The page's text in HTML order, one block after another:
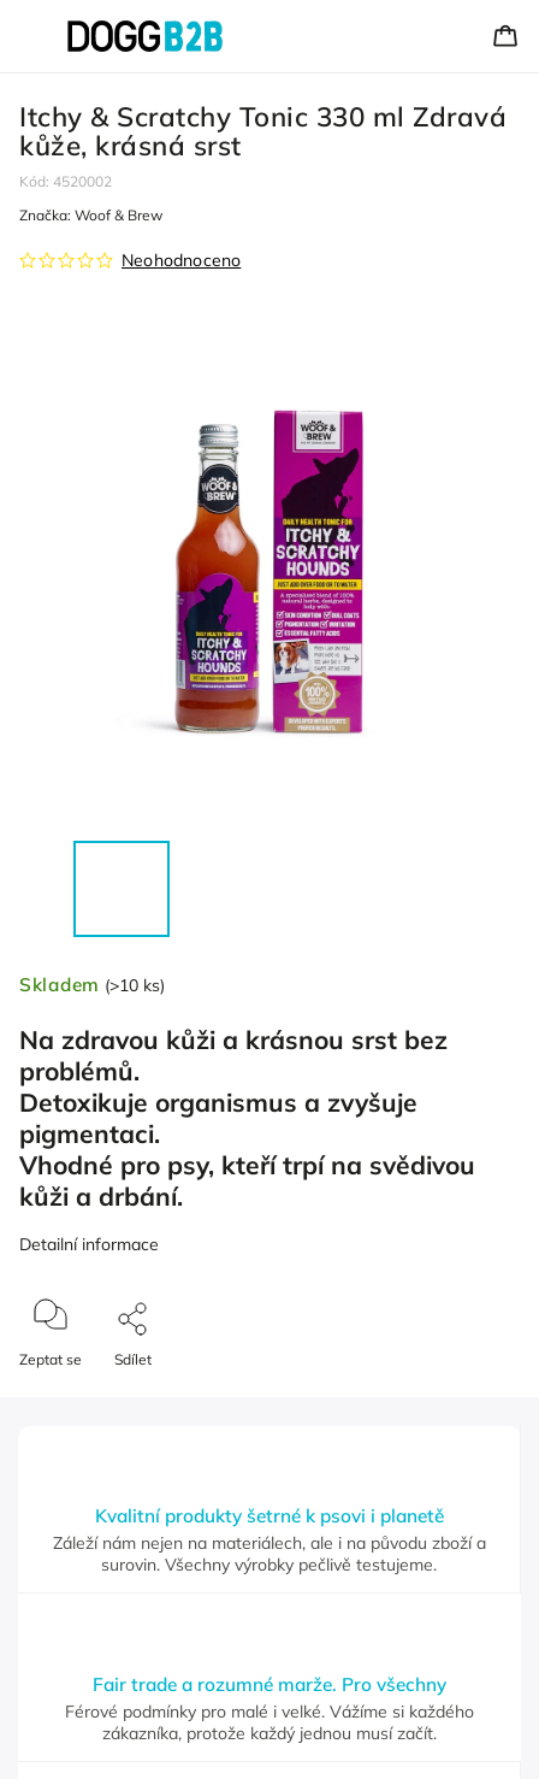
Itchy & Scratchy Tonic 330 ml Zdravá
kůže, krásná srst
Kód: 4520002
Neohodnoceno
Značka: Woof & Brew
Skladem (>10 ks)
Na zdravou kůži a krásnou srst bez
problémů.
Detoxikuje organismus a zvyšuje
pigmentaci.
Vhodné pro psy, kteří trpí na svědivou
kůži a drbání.
Detailní informace
Zeptat se Sdílet
Kvalitní produkty šetrné k psovi i planetě
Záleží nám nejen na materiálech, ale i na původu zboží a
surovin. Všechny výrobky pečlivě testujeme.
Fair trade a rozumné marže. Pro všechny
Férové podmínky pro malé i velké. Vážíme si každého
zákazníka, protože každý jednou musí začít.